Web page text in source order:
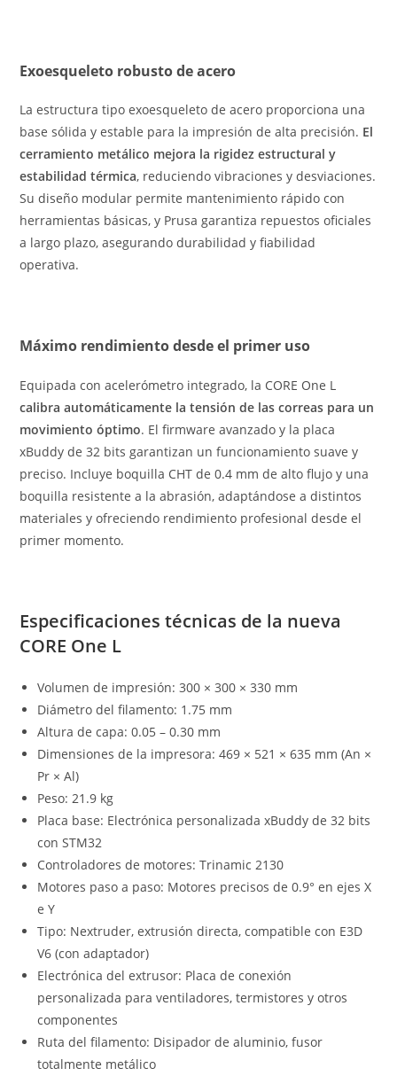
Exoesqueleto robusto de acero
La estructura tipo exoesqueleto de acero proporciona una
base sólida y estable para la impresión de alta precisión. El
cerramiento metálico mejora la rigidez estructural y
estabilidad térmica, reduciendo vibraciones y desviaciones.
Su diseño modular permite mantenimiento rápido con
herramientas básicas, y Prusa garantiza repuestos oficiales
a largo plazo, asegurando durabilidad y fiabilidad
operativa.
Máximo rendimiento desde el primer uso
Equipada con acelerómetro integrado, la CORE One L
calibra automáticamente la tensión de las correas para un
movimiento óptimo. El firmware avanzado y la placa
xBuddy de 32 bits garantizan un funcionamiento suave y
preciso. Incluye boquilla CHT de 0.4 mm de alto flujo y una
boquilla resistente a la abrasión, adaptándose a distintos
materiales y ofreciendo rendimiento profesional desde el
primer momento.
Especificaciones técnicas de la nueva
CORE One L
Volumen de impresión: 300 × 300 × 330 mm
Diámetro del filamento: 1.75 mm
Altura de capa: 0.05 – 0.30 mm
Dimensiones de la impresora: 469 × 521 × 635 mm (An ×
Pr × Al)
Peso: 21.9 kg
Placa base: Electrónica personalizada xBuddy de 32 bits
con STM32
Controladores de motores: Trinamic 2130
Motores paso a paso: Motores precisos de 0.9° en ejes X
e Y
Tipo: Nextruder, extrusión directa, compatible con E3D
V6 (con adaptador)
Electrónica del extrusor: Placa de conexión
personalizada para ventiladores, termistores y otros
componentes
Ruta del filamento: Disipador de aluminio, fusor
totalmente metálico